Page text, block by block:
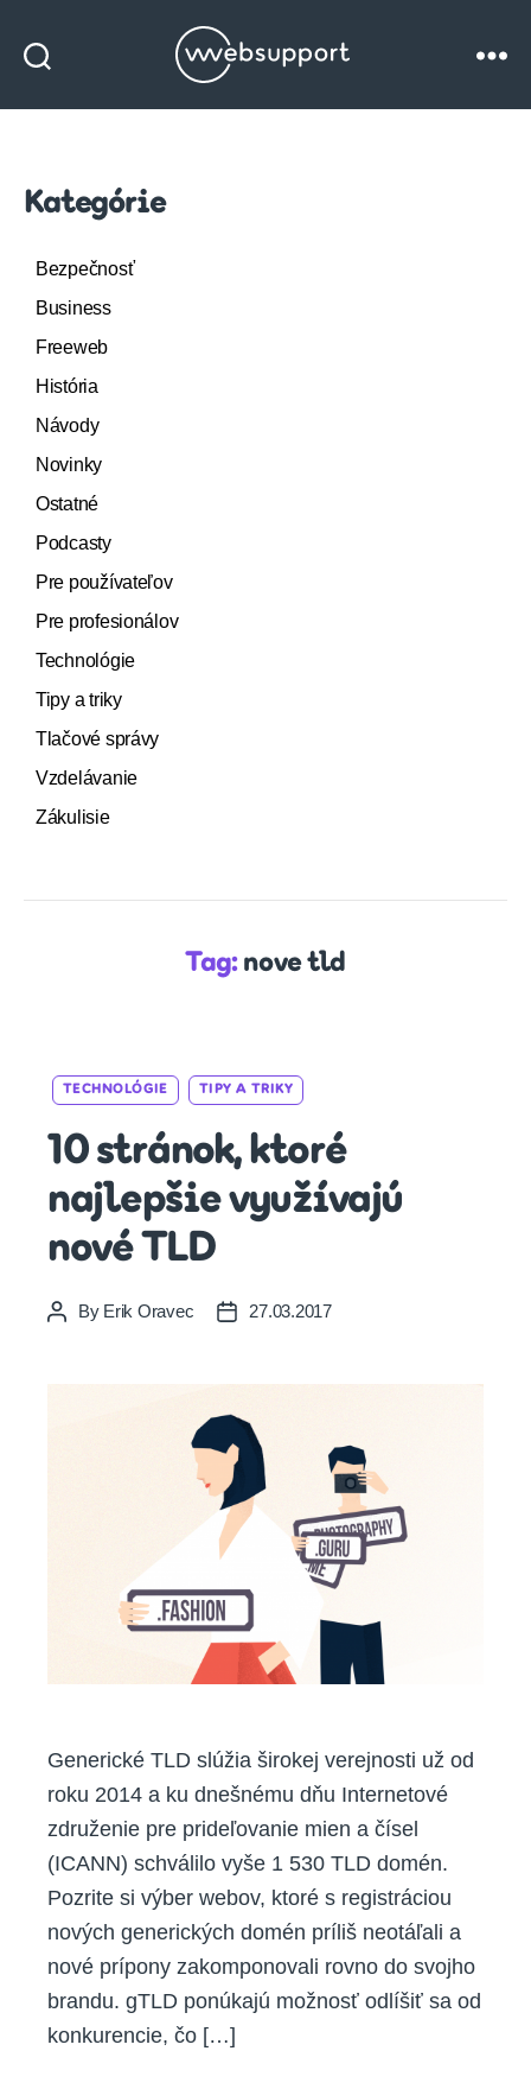
Websupport
Kategórie
Bezpečnosť
Business
Freeweb
História
Návody
Novinky
Ostatné
Podcasty
Pre používateľov
Pre profesionálov
Technológie
Tipy a triky
Tlačové správy
Vzdelávanie
Zákulisie
Tag: nove tld
Categories
TECHNOLÓGIE TIPY A TRIKY
10 stránok, ktoré
najlepšie využívajú
nové TLD
PostBy Erik Oravec
Post27.03.2017
Generické TLD slúžia širokej verejnosti už od
roku 2014 a ku dnešnému dňu Internetové
združenie pre prideľovanie mien a čísel
(ICANN) schválilo vyše 1 530 TLD domén.
Pozrite si výber webov, ktoré s registráciou
nových generických domén príliš neotáľali a
nové prípony zakomponovali rovno do svojho
brandu. gTLD ponúkajú možnosť odlíšiť sa od
konkurencie, čo […]